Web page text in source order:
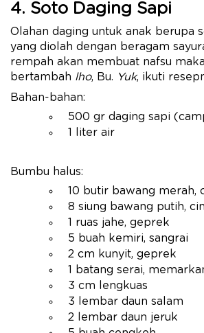
4. Soto Daging Sapi
Olahan daging untuk anak berupa
yang diolah dengan beragam
rempah akan membuat nafsu
bertambah lho, Bu. Yuk, ikuti
Bahan-bahan:
500 gr daging sapi
1 liter air
Bumbu halus:
10 butir bawang merah,
8 siung bawang putih,
1 ruas jahe, geprek
5 buah kemiri, sangrai
2 cm kunyit, geprek
1 batang serai,
3 cm lengkuas
3 lembar daun salam
2 lembar daun jeruk